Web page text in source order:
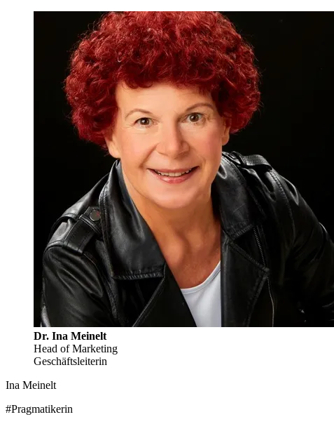
Dr. Ina Meinelt
Head of Marketing
Geschäftsleiterin
Ina Meinelt
#Pragmatikerin